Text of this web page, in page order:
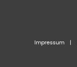
Impressum